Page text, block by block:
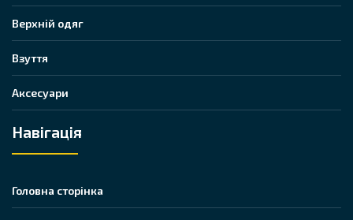
Верхній одяг
Взуття
Аксесуари
Навігація
Головна сторінка